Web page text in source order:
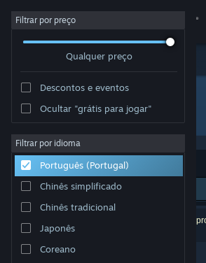
Iniciar sessão
Sobre
Apoio
Alterar idioma
Instala a app móvel do Steam
Filtrar por preço
Qualquer preço
Descontos e eventos
Ocultar "grátis para jogar"
Filtrar por idioma
Português (Portugal)
Chinês simplificado
Chinês tradicional
Japonês
Coreano
Developer: Hardy Games
Ordenar por Relevância
0 resultados correspondentes à tua pesquisa. 3
excluídos com base nas tuas preferências.